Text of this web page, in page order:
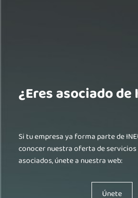
¿Eres asociado de
Si tu empresa ya forma parte de
conocer nuestra oferta de
asociados, únete a nuestra web:
Únete